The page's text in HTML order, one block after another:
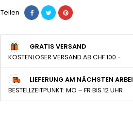
Teilen
GRATIS VERSAND
KOSTENLOSER VERSAND AB CHF 100.-
LIEFERUNG AM NÄCHSTEN
BESTELLZEITPUNKT: MO – FR BIS 12 UHR